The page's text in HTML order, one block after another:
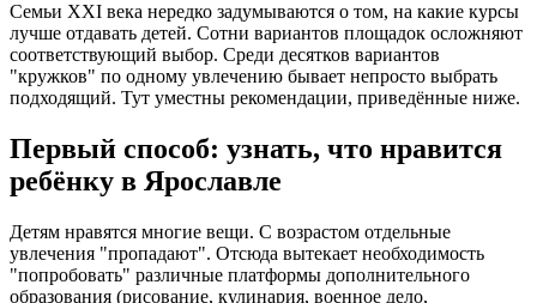
Семьи XXI века нередко задумываются о том, на какие курсы
лучше отдавать детей. Сотни вариантов площадок осложняют
соответствующий выбор. Среди десятков вариантов
"кружков" по одному увлечению бывает непросто выбрать
подходящий. Тут уместны рекомендации, приведённые ниже.
Первый способ: узнать, что нравится
ребёнку в Ярославле
Детям нравятся многие вещи. С возрастом отдельные
увлечения "пропадают". Отсюда вытекает необходимость
"попробовать" различные платформы дополнительного
образования (рисование, кулинария, военное дело,